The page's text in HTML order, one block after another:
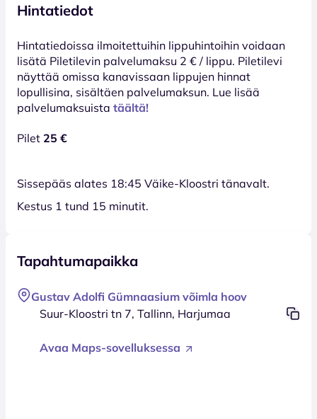
Hintatiedot
Hinta­tiedoissa ilmoitettuihin lippuhintoihin voidaan
lisätä Piletilevin palvelumaksu 2 € / lippu. Piletilevi
näyttää omissa kanavissaan lippujen hinnat
lopullisina, sisältäen palvelumaksun. Lue lisää
palvelumaksuista täältä!
Pilet 25 €
Sissepääs alates 18:45 Väike-Kloostri tänavalt.
Kestus 1 tund 15 minutit.
Tapahtumapaikka
Gustav Adolfi Gümnaasium võimla hoov
Suur-Kloostri tn 7, Tallinn, Harjumaa
Avaa Maps-sovelluksessa